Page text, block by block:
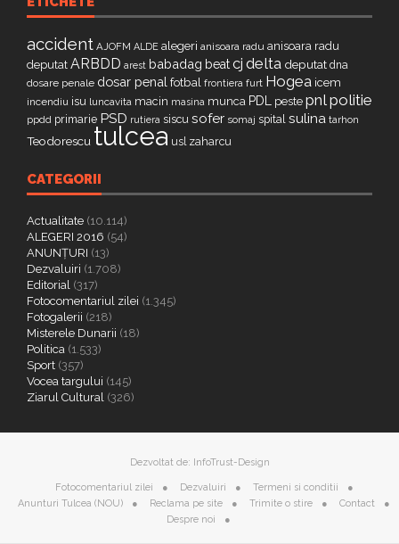
accident AJOFM ALDE alegeri anisoara radu anisoara radu
deputat ARBDD arest babadag beatcj delta deputat dna
dosare penale dosar penal fotbal frontiera furt Hogea icem
incendiu isu luncavita macin masina munca PDL peste pnlpolitie
ppdd primarie PSD rutiera siscu sofer somaj spital sulina tarhon
Teodorescu tulcea usl zaharcu
CATEGORII
Actualitate (10.114)
ALEGERI 2016 (54)
ANUNȚURI (13)
Dezvaluiri (1.708)
Editorial (317)
Fotocomentariul zilei (1.345)
Fotogalerii (218)
Misterele Dunarii (18)
Politica (1.533)
Sport (357)
Vocea targului (145)
Ziarul Cultural (326)
Dezvoltat de: InfoTrust-Design
Fotocomentariul zilei Dezvaluiri
Termeni si conditii
Anunturi Tulcea (NOU)
Reclama pe site Trimite o stire
Contact
Despre noi